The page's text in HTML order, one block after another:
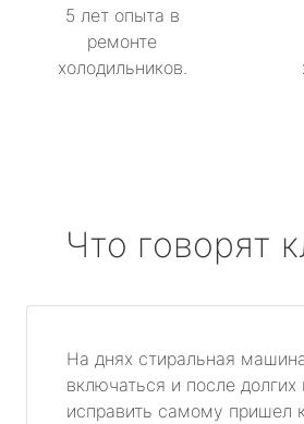
5 лет опыта в
ремонте
холодильников.
Что говорят
На днях стиральная
включаться и после долгих
исправить самому пришел